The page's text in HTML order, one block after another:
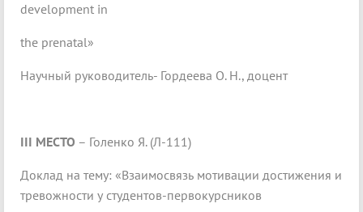
development in
the prenatal»
Научный руководитель- Гордеева О. Н., доцент
III МЕСТО – Голенко Я. (Л-111)
Доклад на тему: «Взаимосвязь мотивации достижения и
тревожности у студентов-первокурсников